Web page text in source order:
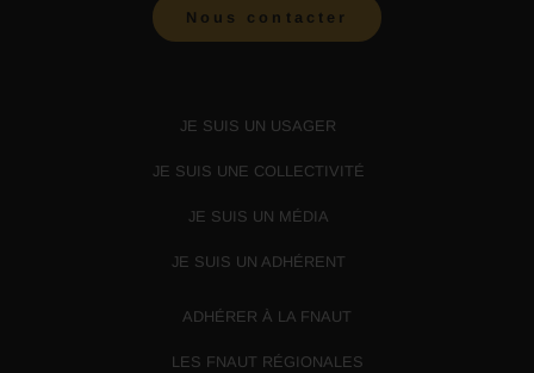
Nous contacter
JE SUIS UN USAGER
JE SUIS UNE COLLECTIVITÉ
JE SUIS UN MÉDIA
JE SUIS UN ADHÉRENT
ADHÉRER À LA FNAUT
LES FNAUT RÉGIONALES